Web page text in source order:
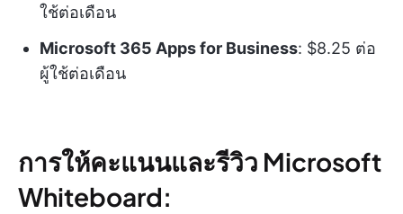
ใช้ต่อเดือน
Microsoft 365 Apps for Business: $8.25 ต่อ
ผู้ใช้ต่อเดือน
การให้คะแนนและรีวิว Microsoft
Whiteboard: